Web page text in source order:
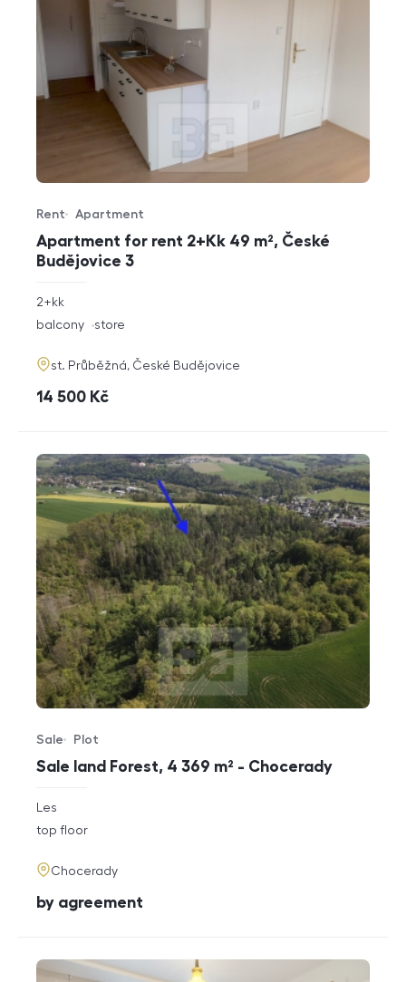
Apartment for rent 2+Kk 49 m², České
Budějovice 3
Offer type
Rent
Property type
Apartment
rozměry
2+kk
funkce
balcony store
adresa
st. Průběžná, České Budějovice
cena
14 500 Kč
Sale land Forest, 4 369 m² - Chocerady
Offer type
Sale
Property type
Plot
rozměry
Les
funkce
top floor
adresa
Chocerady
cena
by agreement